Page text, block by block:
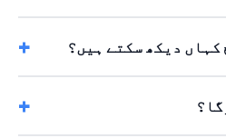
کہاں دیکھ سکتے ہیں؟